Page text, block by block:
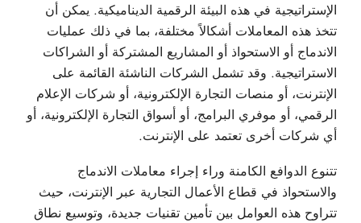
الإستراتيجية في هذه البيئة الرقمية الديناميكية. يمكن أن
تتخذ هذه المعاملات أشكالاً مختلفة، بما في ذلك عمليات
الاندماج أو الاستحواذ أو المشاريع المشتركة أو الشراكات
الاستراتيجية. وقد تشمل الشركات الناشئة القائمة على
الإنترنت، أو منصات التجارة الإلكترونية، أو شركات الإعلام
الرقمي، أو موفري البرامج، أو أسواق التجارة الإلكترونية، أو
أي شركات أخرى تعتمد على الإنترنت.
تتنوع الدوافع الكامنة وراء إجراء معاملات الاندماج
والاستحواذ في قطاع الأعمال التجارية عبر الإنترنت، حيث
تتراوح هذه العوامل بين تأمين تقنيات جديدة، وتوسيع نطاق